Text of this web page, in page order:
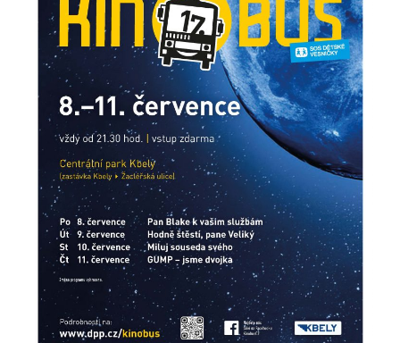
na konkrétní
uživatelé
našeho webu.
Pokud
vypnete
používání
analytických
cookies ve
vztahu k Vaší
návštěvě,
ztrácíme
možnost
analýzy
výkonu a
optimalizace
našich